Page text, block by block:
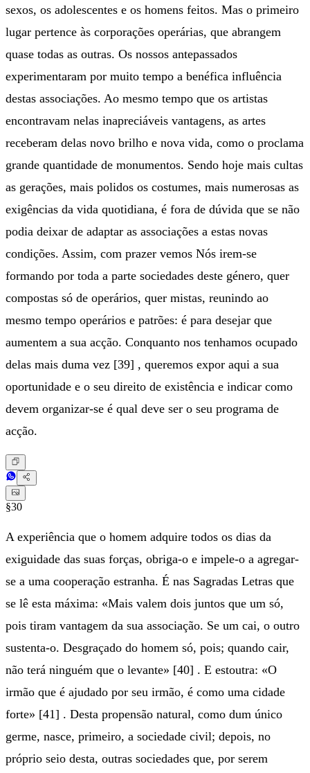
sexos, os adolescentes e os homens feitos. Mas o primeiro
lugar pertence às corporações operárias, que abrangem
quase todas as outras. Os nossos antepassados
experimentaram por muito tempo a benéfica influência
destas associações. Ao mesmo tempo que os artistas
encontravam nelas inapreciáveis vantagens, as artes
receberam delas novo brilho e nova vida, como o proclama
grande quantidade de monumentos. Sendo hoje mais cultas
as gerações, mais polidos os costumes, mais numerosas as
exigências da vida quotidiana, é fora de dúvida que se não
podia deixar de adaptar as associações a estas novas
condições. Assim, com prazer vemos Nós irem-se
formando por toda a parte sociedades deste género, quer
compostas só de operários, quer mistas, reunindo ao
mesmo tempo operários e patrões: é para desejar que
aumentem a sua acção. Conquanto nos tenhamos ocupado
delas mais duma vez [39] , queremos expor aqui a sua
oportunidade e o seu direito de existência e indicar como
devem organizar-se é qual deve ser o seu programa de
acção.
§30
A experiência que o homem adquire todos os dias da
exiguidade das suas forças, obriga-o e impele-o a agregar-
se a uma cooperação estranha. É nas Sagradas Letras que
se lê esta máxima: «Mais valem dois juntos que um só,
pois tiram vantagem da sua associação. Se um cai, o outro
sustenta-o. Desgraçado do homem só, pois; quando cair,
não terá ninguém que o levante» [40] . E estoutra: «O
irmão que é ajudado por seu irmão, é como uma cidade
forte» [41] . Desta propensão natural, como dum único
germe, nasce, primeiro, a sociedade civil; depois, no
próprio seio desta, outras sociedades que, por serem